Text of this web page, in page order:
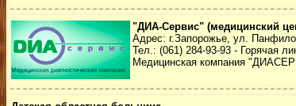
"ДИА-Сервис" (медицинский
Адрес: г.Запорожье, ул.
Тел.: (061) 284-93-93 - Горячая
Медицинская компания